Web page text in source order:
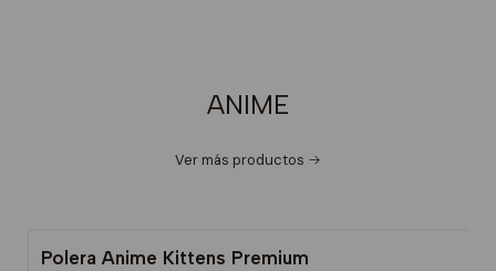
ANIME
Ver más productos
Polera Anime Kittens Premium